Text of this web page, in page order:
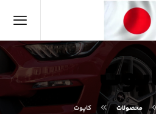
محصولات کاپوت